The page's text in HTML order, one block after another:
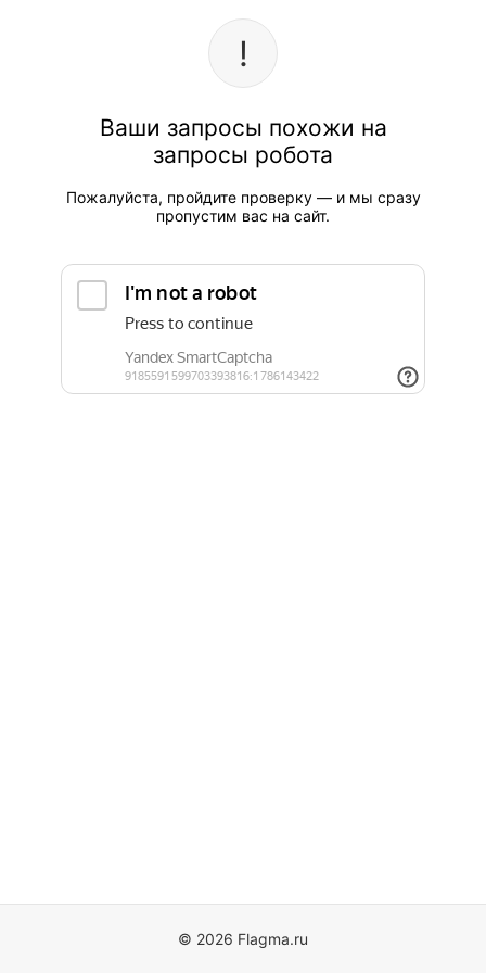
Ваши запросы похожи на
запросы робота
Пожалуйста, пройдите проверку — и мы сразу
пропустим вас на сайт.
© 2026 Flagma.ru